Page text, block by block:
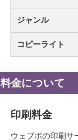
ジャンル
コピーライト
料金について
印刷料金
ウェブポの印刷サ